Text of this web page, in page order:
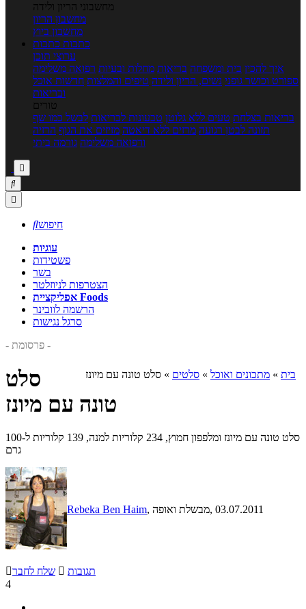
מחשבוני הריון ולידה
מחשבון הריון
מחשבון ביוץ
כתבות כתבות
ערוצי תוכן
איך להכין בית ומשפחה בריאות מחלות ובעיות רפואה משלימה
ספורט וכושר גופני נשים, הריון ולידה טיפים והמלצות חדשות אוכל
ובריאות
טורים
בריאות בצלחת טעים ללא גלוטן טבעונות לבריאות לבשל כמו שף
תזונה לבטן רגועה מרזים ללא דיאטה מזיזים את הגוף הרזיה
ורפואה משלימה גורמה ביתי



חיפוש
עוגיות
פשטידות
בשר
הצטרפות לניוזלטר
אפליקציית Foods
הרשמה לוובינר
סרגל נגישות
- פרסומת -
בית » מתכונים ואוכל » סלטים » סלט טונה עם מיונז
סלט
טונה עם מיונז
סלט טונה עם מיונז ומלפפון חמוץ, 234 קלוריות למנה, 139 קלוריות ל-100
גרם
Rebeka Ben Haim , מבשלת ואופה, 03.07.2011
שלח לחבר  תגובות
4